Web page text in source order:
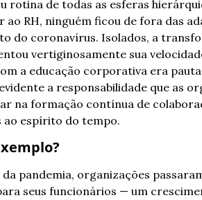
rotina de todas as esferas
ao RH, ninguém ficou de fora das
do coronavírus. Isolados, a
vertiginosamente sua
a educação corporativa era
a responsabilidade que as
na formação contínua de
ao espírito do tempo.
pandemia, organizações
seus funcionários — um